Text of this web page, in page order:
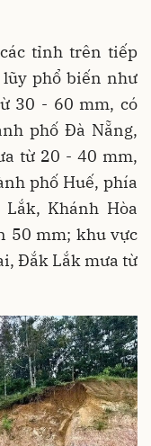
tỉnh trên tiếp
phổ biến như
30 - 60 mm, có
phố Đà Nẵng,
từ 20 - 40 mm,
phố Huế, phía
Khánh Hòa
50 mm; khu vực
Đắk Lắk mưa từ